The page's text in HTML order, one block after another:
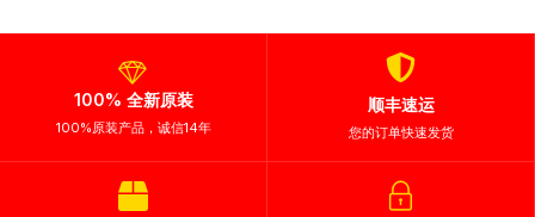
100% 全新原装
100%原装产品，诚信14年
顺丰速运
您的订单快速发货